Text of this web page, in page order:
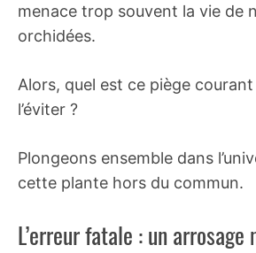
menace trop souvent la vie de
orchidées.
Alors, quel est ce piège
l’éviter ?
Plongeons ensemble dans
cette plante hors du commun.
L’erreur fatale : un